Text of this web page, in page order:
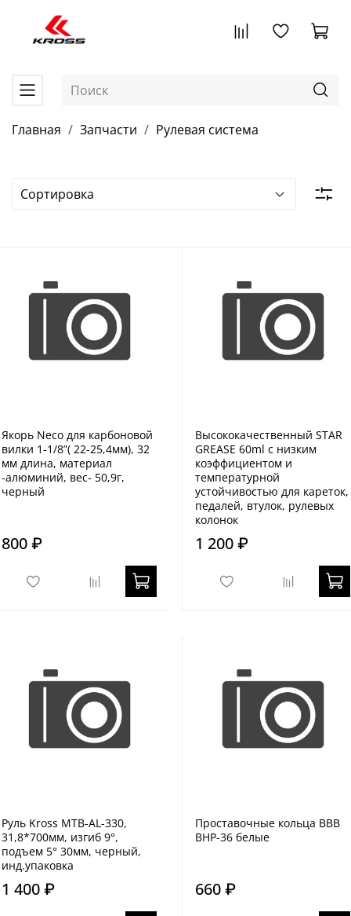
Главная Запчасти Рулевая система
Якорь Neco для карбоновой
вилки 1-1/8”( 22-25,4мм), 32
мм длина, материал
-алюминий, вес- 50,9г,
черный
800 ₽
Высококачественный STAR
GREASE 60ml с низким
коэффициентом и
температурной
устойчивостью для кареток,
педалей, втулок, рулевых
колонок
1 200 ₽
Руль Kross MTB-AL-330,
31,8*700мм, изгиб 9°,
подъем 5° 30мм, черный,
инд.упаковка
1 400 ₽
Проставочные кольца BBB
BHP-36 белые
660 ₽